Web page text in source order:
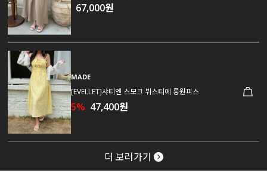
67,000원
MADE
[EVELLET]샤티엔 스모크 뷔스티에 롱원피스
5% 47,400원
더 보러가기